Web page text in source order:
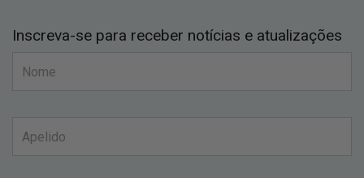
Inscreva-se para receber notícias e atualizações